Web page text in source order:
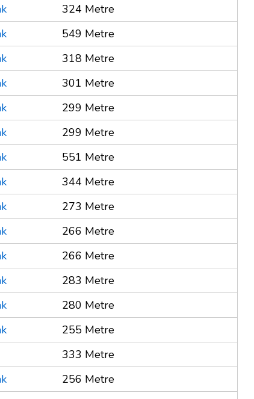
324 Metre
549 Metre
318 Metre
301 Metre
299 Metre
299 Metre
551 Metre
344 Metre
273 Metre
266 Metre
266 Metre
283 Metre
280 Metre
255 Metre
333 Metre
256 Metre